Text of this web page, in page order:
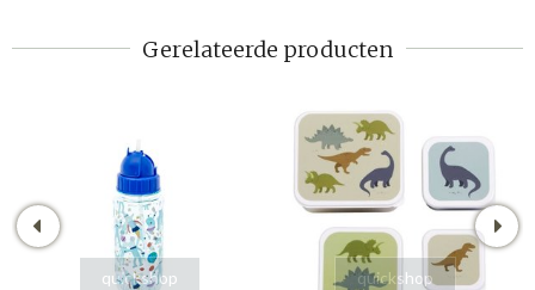
Gerelateerde producten
quickshop quickshop